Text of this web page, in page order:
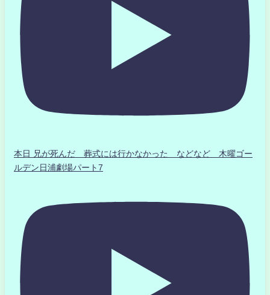
本日 兄が死んだ 葬式には行かなかった などなど 木曜ゴー
ルデン日浦劇場パート7